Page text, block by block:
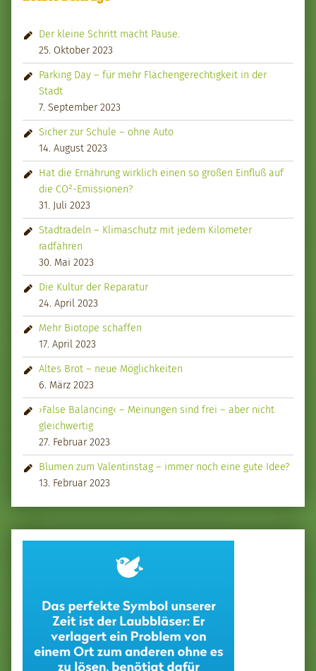
Der kleine Schritt macht Pause.
25. Oktober 2023
Parking Day – für mehr Flächengerechtigkeit in der
Stadt
7. September 2023
Sicher zur Schule – ohne Auto
14. August 2023
Hat die Ernährung wirklich einen so großen Einfluß auf
die CO²-Emissionen?
31. Juli 2023
Stadtradeln – Klimaschutz mit jedem Kilometer
radfahren
30. Mai 2023
Die Kultur der Reparatur
24. April 2023
Mehr Biotope schaffen
17. April 2023
Altes Brot – neue Möglichkeiten
6. März 2023
›False Balancing‹ – Meinungen sind frei – aber nicht
gleichwertig
27. Februar 2023
Blumen zum Valentinstag – immer noch eine gute Idee?
13. Februar 2023